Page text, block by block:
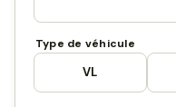
Type de véhicule
VL